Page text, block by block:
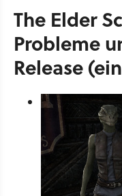
The Elder
Probleme
Release